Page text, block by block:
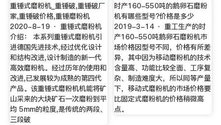
重锤式磨粉机_重锤破,重锤破厂
家,重锤破价格,重锤磨粉机
2020-8-19 · 重锤式磨粉机
介绍： 本系列重锤式磨粉机引
进德国先进技术,经过优化设计
和结构改进,设计制造的新一代
高效磨粉机。经过历年的使用和
改进,已发展较为成熟的第四代
产品。该重锤式磨粉机机能将矿
山采来的大块矿石一次磨粉到平
均 5mm的粒度,是传统的两段、
三段破
时产160-550吨的鹅卵石磨粉
机有哪些型号?价格是多少
2019-3-14 · 重工生产的时
产160-550吨鹅卵石磨粉机市
场价格因型号不同，价格有所差
异，其中因为移动磨粉机的技术
含量高、功能比较全面、工序复
杂、制造难度大，所以同等产量
下，移动式磨粉机的市场价格要
比固定式磨粉机的价格稍微高
点。